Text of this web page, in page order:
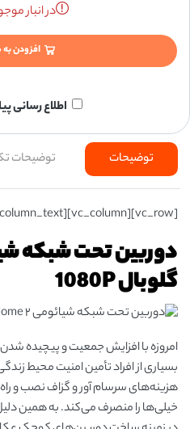
در انبار
افزودن
اطلاع رسانی
توضیحات توضیحات
[vc_row][vc_column][vc_column_text]
گلوبال 1080P
امروزه با افزایش جمعیت و پیچیده
بسیاری از افراد تأمین امنیت محیط
هزینه‌های سرسام آور و گزاف نصب و
خیلی‌ها را منصرف می‌کند. به همین